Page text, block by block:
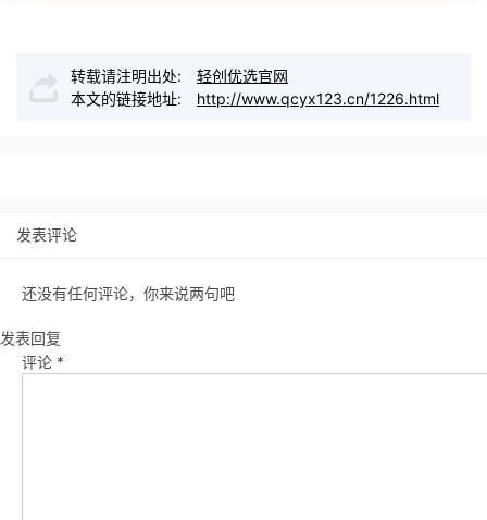
转载请注明出处:
轻创优选官网
本文的链接地址:
http://www.qcyx123.cn/1226.html
发表评论
还没有任何评论，你来说两句吧
发表回复
评论 *